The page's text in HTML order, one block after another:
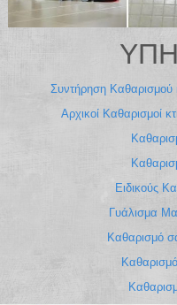
Συντήρηση Καθαρισμού
Αρχικοί Καθαρισμοί
Ειδικούς
Γυάλισμα
Καθαρισμό